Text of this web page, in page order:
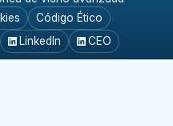
Código Ético
LinkedIn CEO